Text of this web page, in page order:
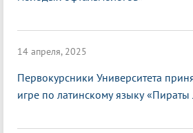
14 апреля, 2025
Первокурсники Университета
игре по латинскому языку «Пираты